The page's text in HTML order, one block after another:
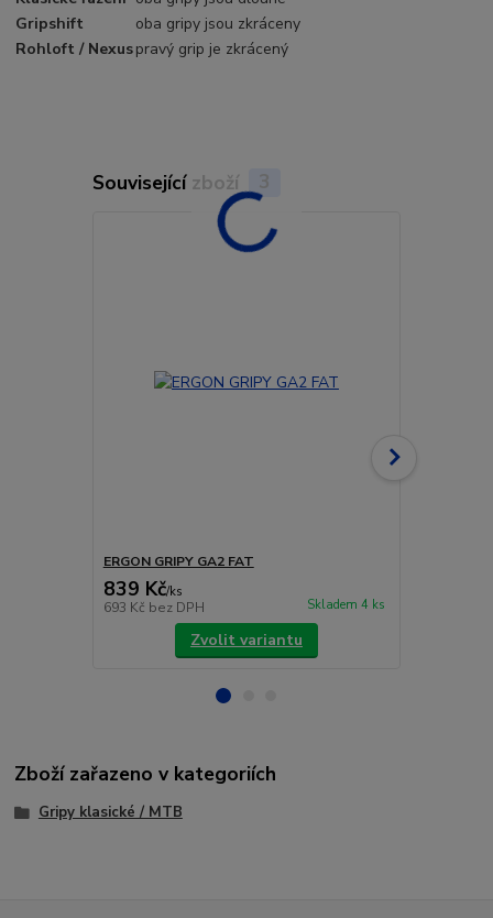
Gripshift
oba gripy jsou zkráceny
Rohloft / Nexuspravý grip je zkrácený
Související zboží 3
ERGON GRIPY GA2 FAT
839 Kč/ks
693 Kč bez DPH Skladem 4 ks
Zvolit variantu
Zboží zařazeno v kategoriích
Gripy klasické / MTB